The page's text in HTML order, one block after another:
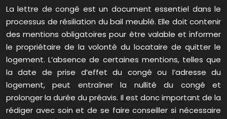
La lettre de congé est un document essentiel dans le
processus de résiliation du bail meublé. Elle doit contenir
des mentions obligatoires pour être valable et informer
le propriétaire de la volonté du locataire de quitter le
logement. L’absence de certaines mentions, telles que
la date de prise d’effet du congé ou l’adresse du
logement, peut entraîner la nullité du congé et
prolonger la durée du préavis. Il est donc important de la
rédiger avec soin et de se faire conseiller si nécessaire